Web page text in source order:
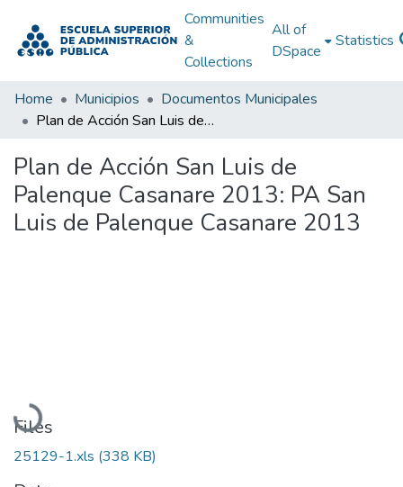
Communities
&
Collections
All of
DSpace
Statistics
Home Municipios
Documentos Municipales
Plan de Acción San Luis de Palenque Casanare 2013: PA San Luis de Palenque Casanare 2013
Plan de Acción San Luis de
Palenque Casanare 2013: PA San
Luis de Palenque Casanare 2013
Loading...
Files
25129-1.xls (338 KB)